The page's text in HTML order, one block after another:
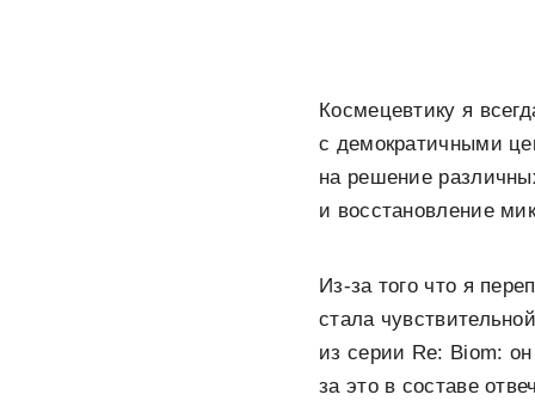
Космецевтику я
с демократичными
на решение
и восстановление
Из-за того что я
стала
из серии Re: Biom:
за это в составе